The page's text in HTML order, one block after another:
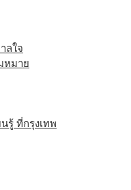
ลใจ
หมาย
รู้ ที่กรุงเทพ